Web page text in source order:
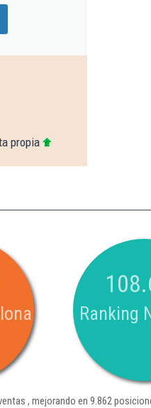
propia
Ranking
, mejorando en 9.862